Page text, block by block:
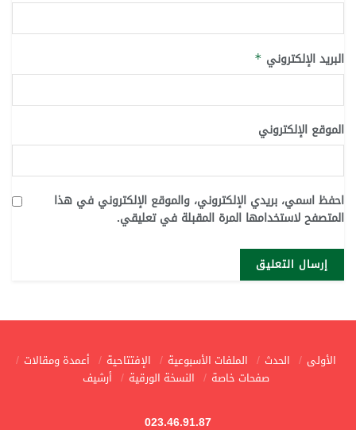
البريد الإلكتروني *
الموقع الإلكتروني
احفظ اسمي، بريدي الإلكتروني، والموقع الإلكتروني في هذا
المتصفح لاستخدامها المرة المقبلة في تعليقي.
الأولى الحدث الملفات الأسبوعية الإفتتاحية
أعمدة ومقالات
صفحات خاصة
النسخة الورقية أرشيف
023.46.91.87